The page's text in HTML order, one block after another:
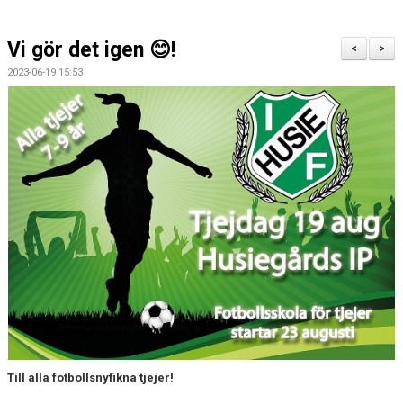
DOKUMENT
MEDLEMSRABATTER
MEDLEMSAVGIFTER
DOMARE
NYHETER
>
<
Vi gör det igen 😊!
2023-06-19 15:53
Till alla fotbollsnyfikna tjejer!